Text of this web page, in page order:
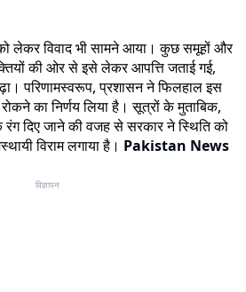
लेकर विवाद भी सामने आया। कुछ समूहों और
की ओर से इसे लेकर आपत्ति जताई गई,
परिणामस्वरूप, प्रशासन ने फिलहाल इस
का निर्णय लिया है। सूत्रों के मुताबिक,
रंग दिए जाने की वजह से सरकार ने स्थिति को
विराम लगाया है। Pakistan News
विज्ञापन